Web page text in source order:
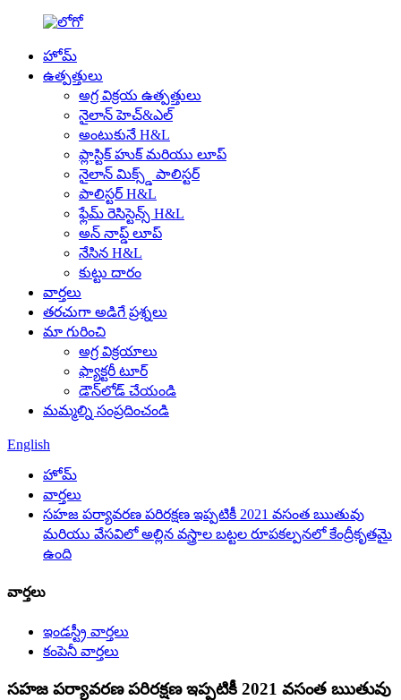
హోమ్
ఉత్పత్తులు
అగ్ర విక్రయ ఉత్పత్తులు
నైలాన్ హెచ్&ఎల్
అంటుకునే H&L
ప్లాస్టిక్ హుక్ మరియు లూప్
నైలాన్ మిక్స్డ్ పాలిస్టర్
పాలిస్టర్ H&L
ఫ్లేమ్ రెసిస్టెన్స్ H&L
అన్ నాప్డ్ లూప్
నేసిన H&L
కుట్టు దారం
వార్తలు
తరచుగా అడిగే ప్రశ్నలు
మా గురించి
అగ్ర విక్రయాలు
ఫ్యాక్టరీ టూర్
డౌన్‌లోడ్ చేయండి
మమ్మల్ని సంప్రదించండి
English
హోమ్
వార్తలు
సహజ పర్యావరణ పరిరక్షణ ఇప్పటికీ 2021 వసంత ఋతువు
మరియు వేసవిలో అల్లిన వస్త్రాల బట్టల రూపకల్పనలో కేంద్రీకృతమై
ఉంది
వార్తలు
ఇండస్ట్రీ వార్తలు
కంపెనీ వార్తలు
సహజ పర్యావరణ పరిరక్షణ ఇప్పటికీ 2021 వసంత ఋతువు